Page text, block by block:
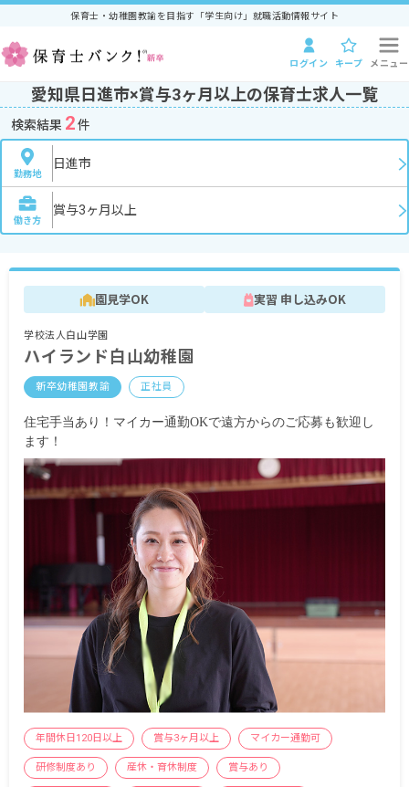
保育士・幼稚園教諭を目指す「学生向け」就職活動情報サイト
ログイン キープ メニュー
愛知県日進市×賞与3ヶ月以上の保育士求人一覧
検索結果 2件
勤務地
日進市
働き方
賞与3ヶ月以上
園見学OK 実習 申し込みOK
学校法人白山学園
ハイランド白山幼稚園
新卒幼稚園教諭 正社員
住宅手当あり！マイカー通勤OKで遠方からのご応募も歓迎し
ます！
年間休日120日以上 賞与3ヶ月以上 マイカー通勤可
研修制度あり 産休・育休制度 賞与あり